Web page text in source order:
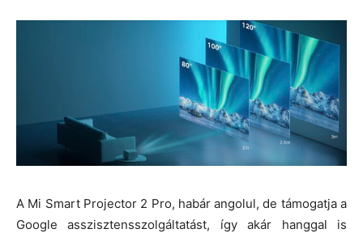
A Mi Smart Projector 2 Pro, habár angolul, de támogatja a
Google asszisztensszolgáltatást, így akár hanggal is